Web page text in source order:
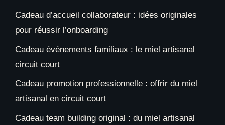
Cadeau d’accueil collaborateur : idées originales
pour réussir l’onboarding
Cadeau événements familiaux : le miel artisanal
circuit court
Cadeau promotion professionnelle : offrir du miel
artisanal en circuit court
Cadeau team building original : du miel artisanal